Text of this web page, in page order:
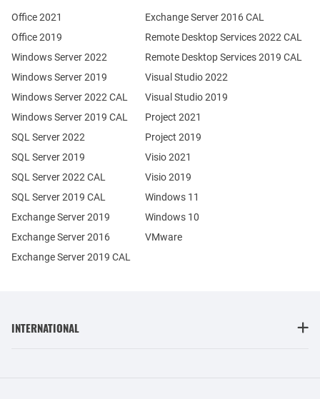
Office 2021
Office 2019
Windows Server 2022
Windows Server 2019
Exchange Server 2019
Exchange Server 2016
SQL Server 2022
SQL Server 2019
Windows Server 2022 CAL
Windows Server 2019 CAL
SQL Server 2022 CAL
SQL Server 2019 CAL
Remote Desktop Services 2022 CAL
Remote Desktop Services 2019 CAL
Exchange Server 2019 CAL
Exchange Server 2016 CAL
Visual Studio 2022
Visual Studio 2019
Project 2021
Project 2019
Visio 2021
Visio 2019
Windows 11
Windows 10
VMware
INTERNATIONAL